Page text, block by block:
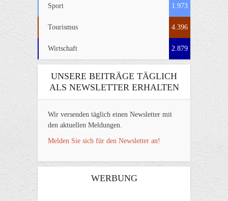
Sport 1.973
Tourismus 4.396
Wirtschaft 2.879
UNSERE BEITRÄGE TÄGLICH
ALS NEWSLETTER ERHALTEN
Wir versenden täglich einen Newsletter mit
den aktuellen Meldungen.
Melden Sie sich für den Newsletter an!
WERBUNG